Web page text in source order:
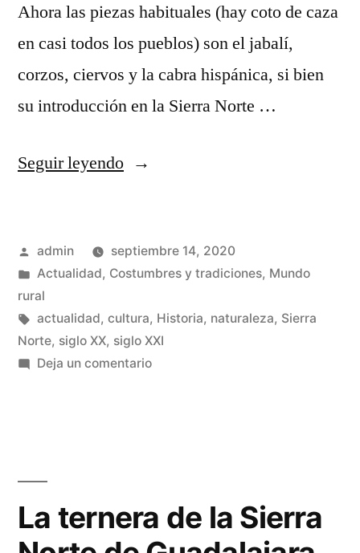
Ahora las piezas habituales (hay coto de caza
en casi todos los pueblos) son el jabalí,
corzos, ciervos y la cabra hispánica, si bien
su introducción en la Sierra Norte …
Seguir leyendo«Caza
la
Norte
de
Publicado
por
admin
septiembre 14, 2020
Publicado
en
Actualidad, Costumbres y tradiciones, Mundo
rural
Etiquetas:
actualidad, cultura, Historia, naturaleza, Sierra
Norte, siglo XX, siglo XXI
Deja un comentarioen
de
Guadalajara
La ternera de la Sierra